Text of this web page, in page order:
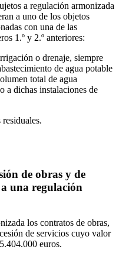
a regulación armonizada
a uno de los objetos
con una de las
1.º y 2.º anteriores:
o drenaje, siempre
de agua potable
total de agua
a dichas instalaciones de
de obras y de
a una regulación
los contratos de obras,
de servicios cuyo valor
euros.